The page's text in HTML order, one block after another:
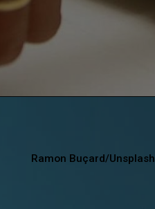
Ramon Buçard/Unsplash